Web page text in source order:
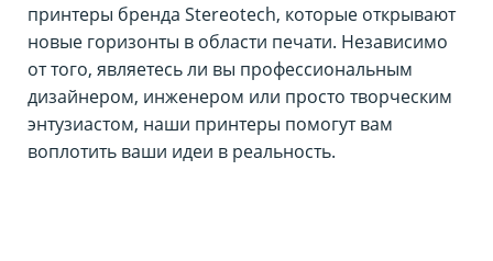
принтеры бренда Stereotech, которые открывают
новые горизонты в области печати. Независимо
от того, являетесь ли вы профессиональным
дизайнером, инженером или просто творческим
энтузиастом, наши принтеры помогут вам
воплотить ваши идеи в реальность.